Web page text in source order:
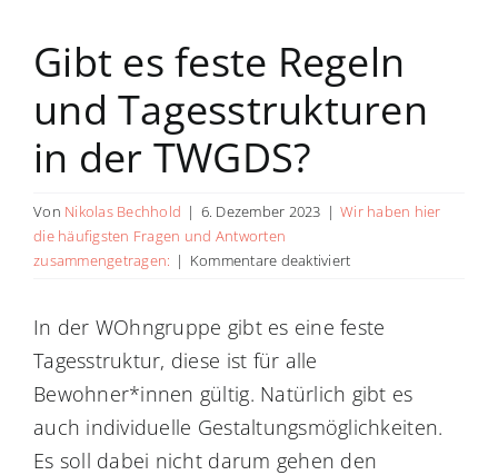
Gibt es feste Regeln
und Tagesstrukturen
in der TWGDS?
Von Nikolas Bechhold | 6. Dezember 2023 | Wir haben hier
die häufigsten Fragen und Antworten
zusammengetragen: | Kommentare deaktiviertfür
feste
und
Tagesstrukturen
in
der
In der WOhngruppe gibt es eine feste
Tagesstruktur, diese ist für alle
Bewohner*innen gültig. Natürlich gibt es
auch individuelle Gestaltungsmöglichkeiten.
Es soll dabei nicht darum gehen den